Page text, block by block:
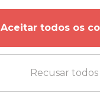
Aceitar todos os
Recusar todos